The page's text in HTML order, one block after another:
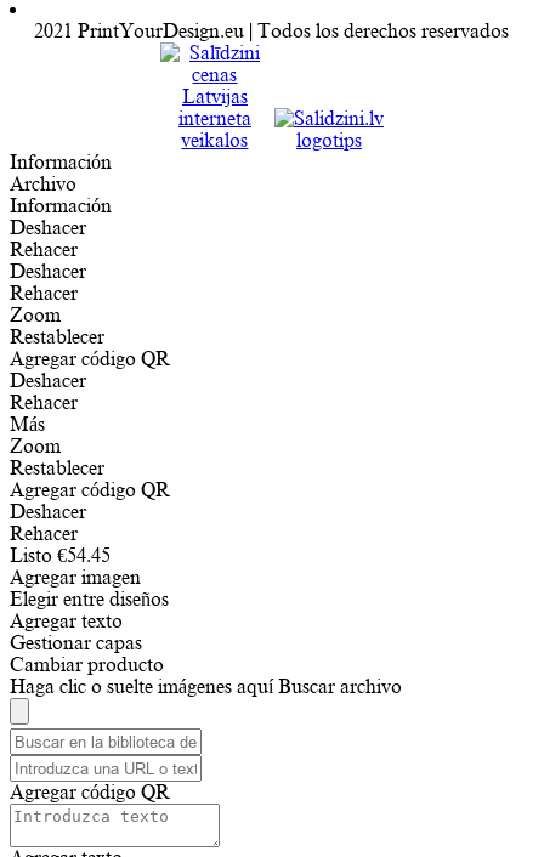
2021 PrintYourDesign.eu | Todos los derechos reservados
Información
Archivo
Información
Deshacer
Rehacer
Deshacer
Rehacer
Zoom
Restablecer
Agregar código QR
Deshacer
Rehacer
Más
Zoom
Restablecer
Agregar código QR
Deshacer
Rehacer
Listo €54.45
Agregar imagen
Elegir entre diseños
Agregar texto
Gestionar capas
Cambiar producto
Haga clic o suelte imágenes aquí Buscar archivo
Agregar código QR